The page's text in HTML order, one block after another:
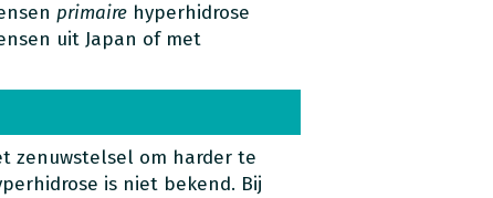
primairehyperhidrose
uit Japan of met
zenuwstelsel om harder te
is niet bekend. Bij